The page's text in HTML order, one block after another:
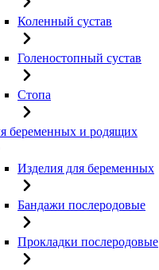
Коленный сустав
Голеностопный сустав
Стопа
беременных и родящих
Изделия для беременных
Бандажи послеродовые
Прокладки послеродовые